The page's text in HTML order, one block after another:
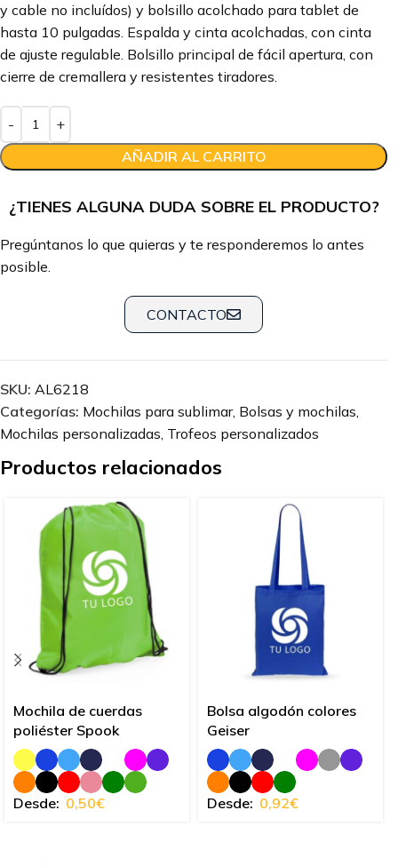
y cable no incluídos) y bolsillo acolchado para tablet de
hasta 10 pulgadas. Espalda y cinta acolchadas, con cinta
de ajuste regulable. Bolsillo principal de fácil apertura, con
cierre de cremallera y resistentes tiradores.
AÑADIR AL CARRITO
¿TIENES ALGUNA DUDA SOBRE EL PRODUCTO?
Pregúntanos lo que quieras y te responderemos lo antes
posible.
CONTACTO
SKU: AL6218
Categorías: Mochilas para sublimar, Bolsas y mochilas,
Mochilas personalizadas, Trofeos personalizados
Productos relacionados
Mochila de cuerdas
poliéster Spook
Desde: 0,50€
Bolsa algodón colores
Geiser
Desde: 0,92€